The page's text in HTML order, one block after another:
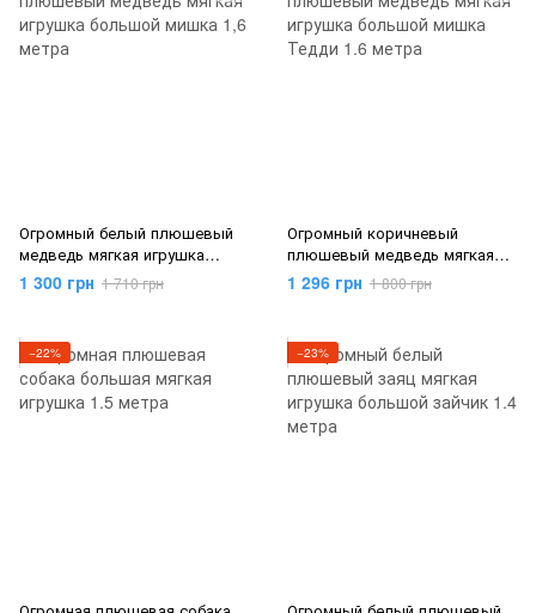
Огромный белый плюшевый
медведь мягкая игрушка
большой мишка 1,6 метра
1 300 грн 1 710 грн
Огромный коричневый
плюшевый медведь мягкая
игрушка большой мишка
Тедди 1.6 метра
1 296 грн 1 800 грн
−22% −23%